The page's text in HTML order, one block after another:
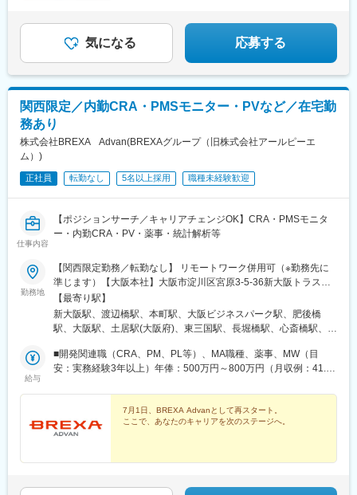
駅、月島駅、茅場町駅、五反田駅、国立競技場駅、東池袋駅、大
阪梅田駅(阪神線)、四ツ橋駅、東淀川駅、三宮・花時計前駅、大阪
城公園駅、大江橋駅、太子橋今市駅
気になる 応募する
関西限定／内勤CRA・PMSモニター・PVなど／在宅勤
務あり
株式会社BREXA Advan(BREXAグループ（旧株式会社アールピーエ
ム）)
正社員 転勤なし 5名以上採用 職種未経験歓迎
仕事内容
【ポジションサーチ／キャリアチェンジOK】CRA・PMSモニタ
ー・内勤CRA・PV・薬事・統計解析等
勤務地
【関西限定勤務／転勤なし】 リモートワーク併用可（※勤務先に
準じます）【大阪本社】大阪市淀川区宮原3-5-36新大阪トラスト
タワー19F最寄り駅：新大阪駅＜東京研修センター＞東京都新宿
区西新宿2-7-1 新宿第一生命ビルディング3F【アクセス】最寄り
駅：新宿駅、都庁前駅、西新宿駅＜柔軟な働き方が可能＞※リモー
先輩社員の声「製薬業界は未経験だったため、まずは小さなプロ
ジェクトから参加して徐々に経験・スキルを磨いてスケールアッ
で真摯に寄り添ってくれたのも、大きな不安なく業務に取り組め
た理由の一つだと思います。配属先に慣れるまで大変さを感じる
こともあるかもしれません。けれども、日々の仕事にしっかりと
向き合える方、コミュニケーションを大切にできる方であれば大
【最寄り駅】
新大阪駅、渡辺橋駅、本町駅、大阪ビジネスパーク駅、肥後橋
駅、大阪駅、土居駅(大阪府)、東三国駅、長堀橋駅、心斎橋駅、神
中之島駅、阿波座駅、京橋駅(大阪府)、淀屋橋駅、大阪梅田駅(阪
神線)、梅田駅(地下鉄)、太子橋今市駅、松屋町駅、西新宿駅、大
給与
■開発関連職（CRA、PM、PL等）、MA職種、薬事、MW（目
安：実務経験3年以上）年俸：500万円～800万円（月収例：41.6
務経験3年以上）年俸：380万円～500万円（月収例：31.6万円～
41.6万円）■職種未経験の方年俸：330万円～・年俸の1／12 を毎
月支給いたします。・残業代、交通費、出張日当は別途全額支給
いたします。・上記年俸は目安であり、経験・スキルを考慮のう
7月1日、BREXA Advanとして再スタート。
ここで、あなたのキャリアを次のステージへ。